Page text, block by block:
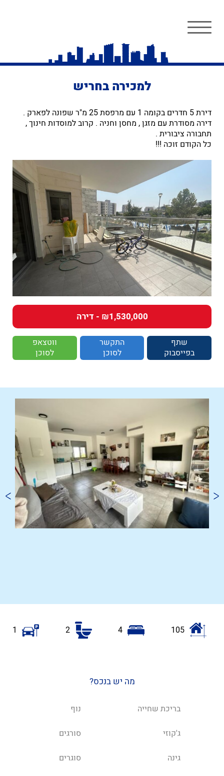
למכירה בחריש
דירת 5 חדרים בקומה 1 עם מרפסת 25 מ"ר שפונה לפארק .
דירה מסודרת עם מזגן , מחסן וחניה . קרוב למוסדות חינוך ,
תחבורה ציבורית .
כל הקודם זוכה !!!
₪1,530,000 - דירה
שתף
בפייסבוק
התקשר
לסוכן
ווטצאפ
לסוכן
105
4
2
1
מה יש בנכס?
בריכת שחייה נוף
ג'קוזי סורגים
גינה סוגרים